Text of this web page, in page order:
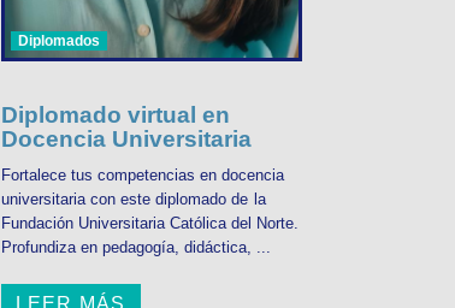
Diplomados
Diplomado virtual en
Docencia Universitaria
Fortalece tus competencias en docencia
universitaria con este diplomado de la
Fundación Universitaria Católica del Norte.
Profundiza en pedagogía, didáctica, ...
LEER MÁS